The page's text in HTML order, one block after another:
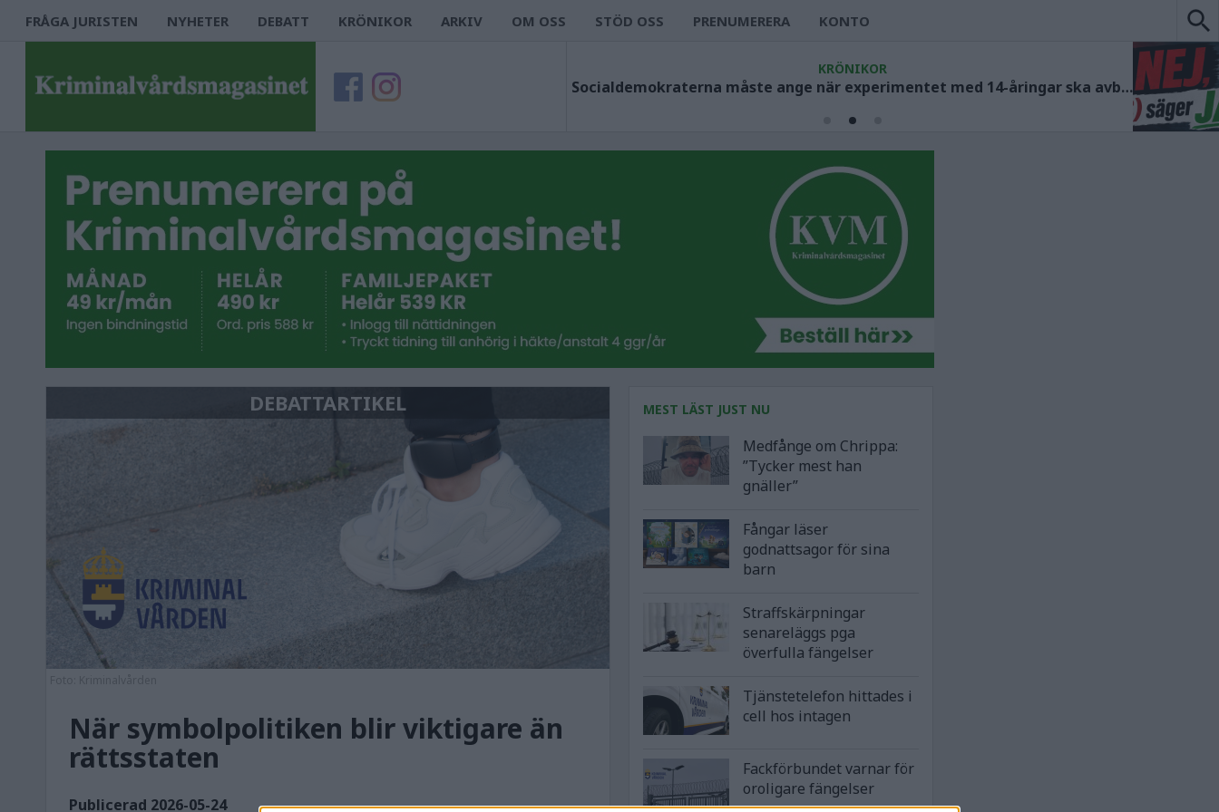
FRÅGA JURISTEN NYHETER DEBATT KRÖNIKOR ARKIV OM OSS STÖD OSS PRENUMERERA KONTO
KRÖNIKOR
Socialdemokraterna måste ange när experimentet med 14-åringar ska avbrytas
DEBATTARTIKEL
När symbolpolitiken blir viktigare än
rättsstaten
Publicerad 2026-05-24
MEST LÄST JUST NU
Medfånge om Chrippa:
”Tycker mest han
gnäller”
Fångar läser
godnattsagor för sina
barn
Straffskärpningar
senareläggs pga
överfulla fängelser
Tjänstetelefon hittades i
cell hos intagen
Fackförbundet varnar för
oroligare fängelser